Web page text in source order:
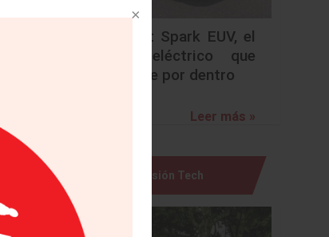
Chevrolet Spark EUV, el
urbano eléctrico que
sorprende por dentro
Leer más »
Visión Tech